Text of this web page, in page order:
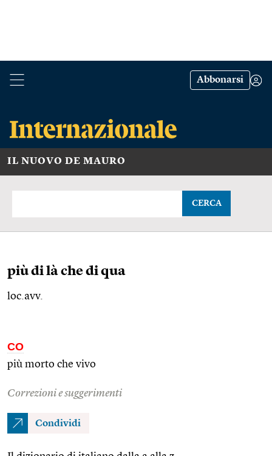
Abbonarsi
IL NUOVO DE MAURO
CERCA
più di là che di qua
loc.avv.
CO
più morto che vivo
Correzioni e suggerimenti
Condividi